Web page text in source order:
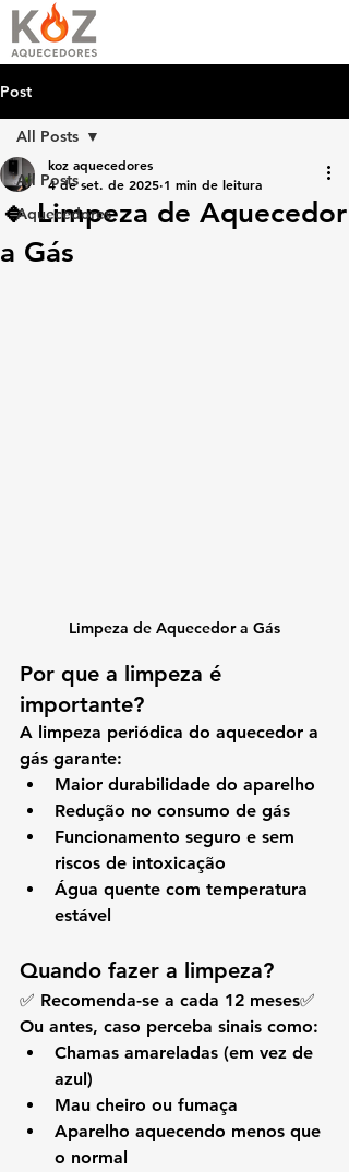
Post
All Posts
Aquecedores
All Posts
🔹 Limpeza de Aquecedor
a Gás
koz aquecedores
4 de set. de 2025 1 min de leitura
Limpeza de Aquecedor a Gás
Por que a limpeza é
importante?
A limpeza periódica do aquecedor a
gás garante:
Maior durabilidade do aparelho
Redução no consumo de gás
Funcionamento seguro e sem
riscos de intoxicação
Água quente com temperatura
estável
Quando fazer a limpeza?
✅ Recomenda-se a cada 12 meses✅
Ou antes, caso perceba sinais como:
Chamas amareladas (em vez de
azul)
Mau cheiro ou fumaça
Aparelho aquecendo menos que
o normal